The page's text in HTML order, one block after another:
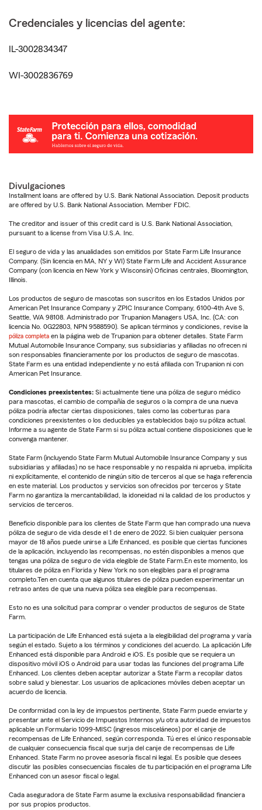
Credenciales y licencias del agente:
IL-3002834347
WI-3002836769
Divulgaciones
Installment loans are offered by U.S. Bank National Association. Deposit products
are offered by U.S. Bank National Association. Member FDIC.
The creditor and issuer of this credit card is U.S. Bank National Association,
pursuant to a license from Visa U.S.A. Inc.
El seguro de vida y las anualidades son emitidos por State Farm Life Insurance
Company. (Sin licencia en MA, NY y WI) State Farm Life and Accident Assurance
Company (con licencia en New York y Wisconsin) Oficinas centrales, Bloomington,
Illinois.
Los productos de seguro de mascotas son suscritos en los Estados Unidos por
American Pet Insurance Company y ZPIC Insurance Company, 6100-4th Ave S,
Seattle, WA 98108. Administrado por Trupanion Managers USA, Inc. (CA: con
licencia No. 0G22803, NPN 9588590). Se aplican términos y condiciones, revise la
póliza completa en la página web de Trupanion para obtener detalles. State Farm
Mutual Automobile Insurance Company, sus subsidiarias y afiliadas no ofrecen ni
son responsables financieramente por los productos de seguro de mascotas.
State Farm es una entidad independiente y no está afiliada con Trupanion ni con
American Pet Insurance.
Condiciones preexistentes: Si actualmente tiene una póliza de seguro médico
para mascotas, el cambio de compañía de seguros o la compra de una nueva
póliza podría afectar ciertas disposiciones, tales como las coberturas para
condiciones preexistentes o los deducibles ya establecidos bajo su póliza actual.
Informe a su agente de State Farm si su póliza actual contiene disposiciones que le
convenga mantener.
State Farm (incluyendo State Farm Mutual Automobile Insurance Company y sus
subsidiarias y afiliadas) no se hace responsable y no respalda ni aprueba, implícita
ni explícitamente, el contenido de ningún sitio de terceros al que se haga referencia
en este material. Los productos y servicios son ofrecidos por terceros y State
Farm no garantiza la mercantabilidad, la idoneidad ni la calidad de los productos y
servicios de terceros.
Beneficio disponible para los clientes de State Farm que han comprado una nueva
póliza de seguro de vida desde el 1 de enero de 2022. Si bien cualquier persona
mayor de 18 años puede unirse a Life Enhanced, es posible que ciertas funciones
de la aplicación, incluyendo las recompensas, no estén disponibles a menos que
tengas una póliza de seguro de vida elegible de State Farm.En este momento, los
titulares de póliza en Florida y New York no son elegibles para el programa
completo.Ten en cuenta que algunos titulares de póliza pueden experimentar un
retraso antes de que una nueva póliza sea elegible para recompensas.
Esto no es una solicitud para comprar o vender productos de seguros de State
Farm.
La participación de Life Enhanced está sujeta a la elegibilidad del programa y varía
según el estado. Sujeto a los términos y condiciones del acuerdo. La aplicación Life
Enhanced está disponible para Android e iOS. Es posible que se requiera un
dispositivo móvil iOS o Android para usar todas las funciones del programa Life
Enhanced. Los clientes deben aceptar autorizar a State Farm a recopilar datos
sobre salud y bienestar. Los usuarios de aplicaciones móviles deben aceptar un
acuerdo de licencia.
De conformidad con la ley de impuestos pertinente, State Farm puede enviarte y
presentar ante el Servicio de Impuestos Internos y/u otra autoridad de impuestos
aplicable un Formulario 1099-MISC (ingresos misceláneos) por el canje de
recompensas de Life Enhanced, según corresponda. Tú eres el único responsable
de cualquier consecuencia fiscal que surja del canje de recompensas de Life
Enhanced. State Farm no provee asesoría fiscal ni legal. Es posible que desees
discutir las posibles consecuencias fiscales de tu participación en el programa Life
Enhanced con un asesor fiscal o legal.
Cada aseguradora de State Farm asume la exclusiva responsabilidad financiera
por sus propios productos.